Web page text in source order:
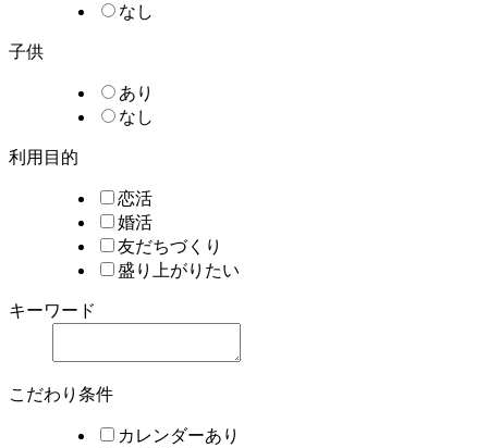
なし
子供
あり
なし
利用目的
恋活
婚活
友だちづくり
盛り上がりたい
キーワード
こだわり条件
カレンダーあり